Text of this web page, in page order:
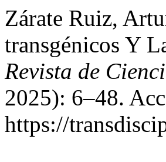
Zárate Ruiz,
transgénicos Y
Revista de
2025): 6–48.
https://